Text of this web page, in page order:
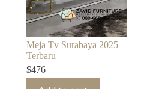
Meja Tv Surabaya 2025
Terbaru
$476